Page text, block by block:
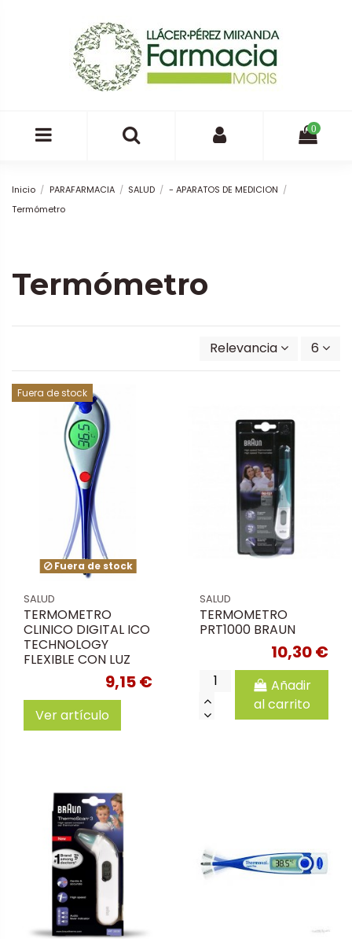
0
Inicio PARAFARMACIA SALUD
- APARATOS DE MEDICION
Termómetro
Termómetro
Relevancia 6
Fuera de stock
Fuera de stock
SALUD
TERMOMETRO
CLINICO DIGITAL ICO
TECHNOLOGY
FLEXIBLE CON LUZ
9,15 €
Ver artículo
SALUD
TERMOMETRO
PRT1000 BRAUN
10,30 €
Añadir
al carrito